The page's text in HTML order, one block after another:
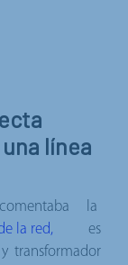
línea
la
la red, es
transformador